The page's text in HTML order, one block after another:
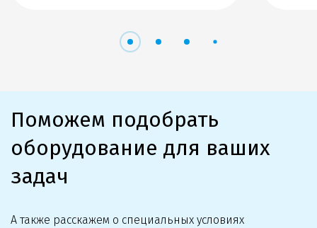
Поможем подобрать
оборудование для ваших
задач
А также расскажем о специальных условиях